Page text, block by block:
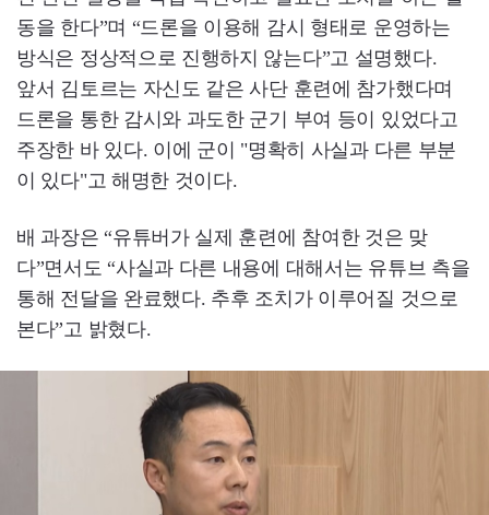
동을 한다”며 “드론을 이용해 감시 형태로 운영하는
방식은 정상적으로 진행하지 않는다”고 설명했다.
앞서 김토르는 자신도 같은 사단 훈련에 참가했다며
드론을 통한 감시와 과도한 군기 부여 등이 있었다고
주장한 바 있다. 이에 군이 "명확히 사실과 다른 부분
이 있다"고 해명한 것이다.
배 과장은 “유튜버가 실제 훈련에 참여한 것은 맞
다”면서도 “사실과 다른 내용에 대해서는 유튜브 측을
통해 전달을 완료했다. 추후 조치가 이루어질 것으로
본다”고 밝혔다.